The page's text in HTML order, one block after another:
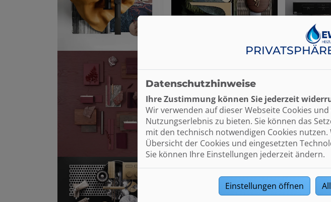
Datenschutzhinweise
Ihre Zustimmung können Sie jederzeit
Wir verwenden auf dieser Webseite Cookies
Nutzungserlebnis zu bieten. Sie können das
mit den technisch notwendigen Cookies
Übersicht der Cookies und eingesetzten
Sie können Ihre Einstellungen jederzeit ändern.
Einstellungen öffnen